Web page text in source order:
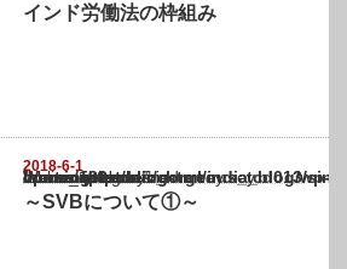
インド労働法の枠組み
2018-6-1
Warning
: Undefined array key "show_category" in
/home/netst/kuno-cpa.co.jp/public_html/india_blog/wp-content/themes/
on line183
～SVBについて①～